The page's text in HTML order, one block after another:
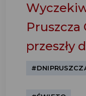
Pruszcza
przeszły